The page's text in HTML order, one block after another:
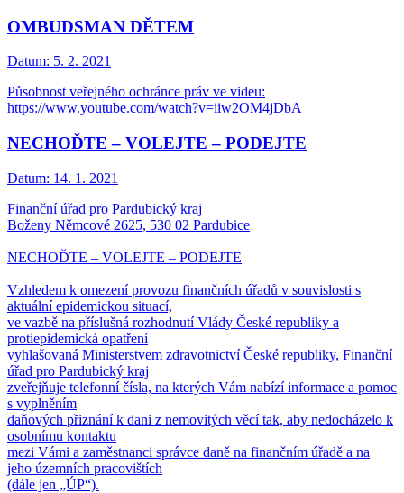
OMBUDSMAN DĚTEM
Datum: 5. 2. 2021
Působnost veřejného ochránce práv ve videu:
https://www.youtube.com/watch?v=iiw2OM4jDbA
NECHOĎTE – VOLEJTE – PODEJTE
Datum: 14. 1. 2021
Finanční úřad pro Pardubický kraj
Boženy Němcové 2625, 530 02 Pardubice
NECHOĎTE – VOLEJTE – PODEJTE
Vzhledem k omezení provozu finančních úřadů v souvislosti s
aktuální epidemickou situací,
ve vazbě na příslušná rozhodnutí Vlády České republiky a
protiepidemická opatření
vyhlašovaná Ministerstvem zdravotnictví České republiky, Finanční
úřad pro Pardubický kraj
zveřejňuje telefonní čísla, na kterých Vám nabízí informace a pomoc
s vyplněním
daňových přiznání k dani z nemovitých věcí tak, aby nedocházelo k
osobnímu kontaktu
mezi Vámi a zaměstnanci správce daně na finančním úřadě a na
jeho územních pracovištích
(dále jen „ÚP“).